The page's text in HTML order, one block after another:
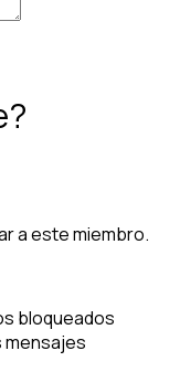
a este miembro.
bloqueados
mensajes